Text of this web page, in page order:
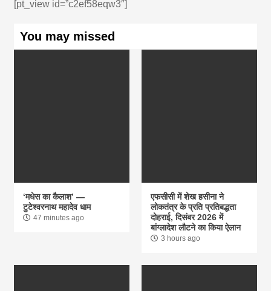
[pt_view id=”c2ef58eqw3″]
You may missed
‘मधेस का कैलाश’ —
टुटेश्वरनाथ महादेव धाम
47 minutes ago
एफसीसी में शेख हसीना ने
लोकतंत्र के प्रति प्रतिबद्धता
दोहराई, दिसंबर 2026 में
बांग्लादेश लौटने का किया ऐलान
3 hours ago